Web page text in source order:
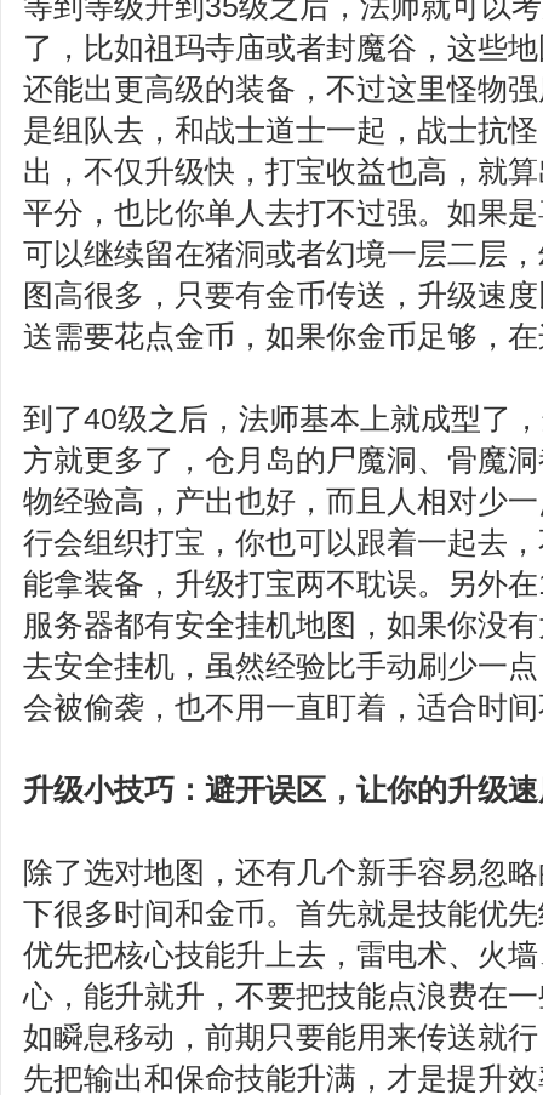
了，比如祖玛寺庙或者封魔谷，这些
还能出更高级的装备，不过这里怪物
是组队去，和战士道士一起，战士抗
出，不仅升级快，打宝收益也高，就
平分，也比你单人去打不过强。如果
可以继续留在猪洞或者幻境一层二层
图高很多，只要有金币传送，升级速
送需要花点金币，如果你金币足够，
到了40级之后，法师基本上就成型了
方就更多了，仓月岛的尸魔洞、骨魔
物经验高，产出也好，而且人相对少
行会组织打宝，你也可以跟着一起去
能拿装备，升级打宝两不耽误。另外
服务器都有安全挂机地图，如果你没
去安全挂机，虽然经验比手动刷少一
会被偷袭，也不用一直盯着，适合时
升级小技巧：避开误区，让你的升级
除了选对地图，还有几个新手容易忽
下很多时间和金币。首先就是技能优
优先把核心技能升上去，雷电术、火
心，能升就升，不要把技能点浪费在
如瞬息移动，前期只要能用来传送就
先把输出和保命技能升满，才是提升